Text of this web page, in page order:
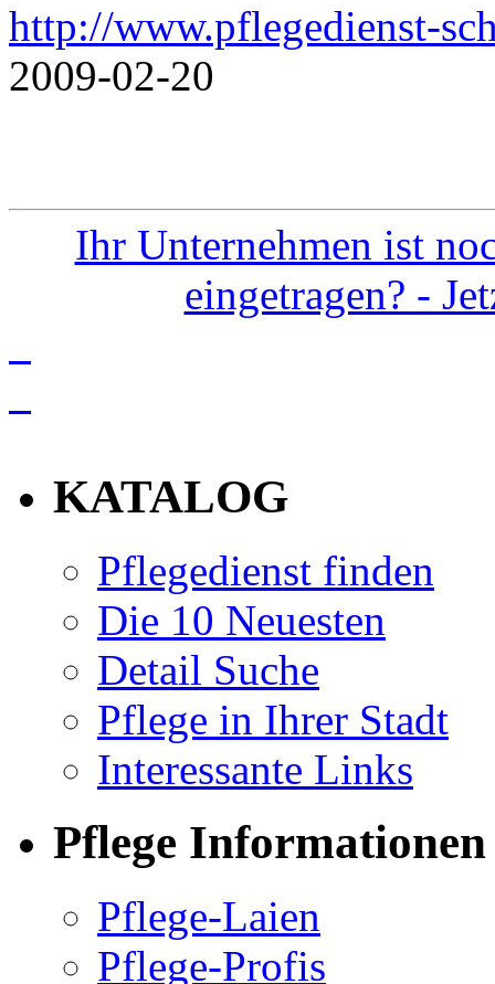
http://www.pflegedienst-
2009-02-20
Ihr Unternehmen ist
eingetragen? -
KATALOG
Pflegedienst finden
Die 10 Neuesten
Detail Suche
Pflege in Ihrer Stadt
Interessante Links
Pflege Informationen
Pflege-Laien
Pflege-Profis